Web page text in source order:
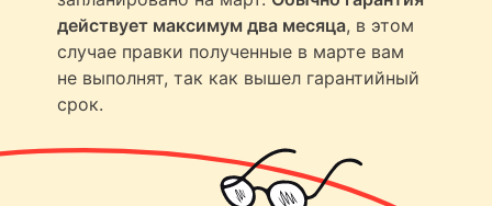
действует максимум два месяца, в этом
случае правки полученные в марте вам
не выполнят, так как вышел гарантийный
срок.